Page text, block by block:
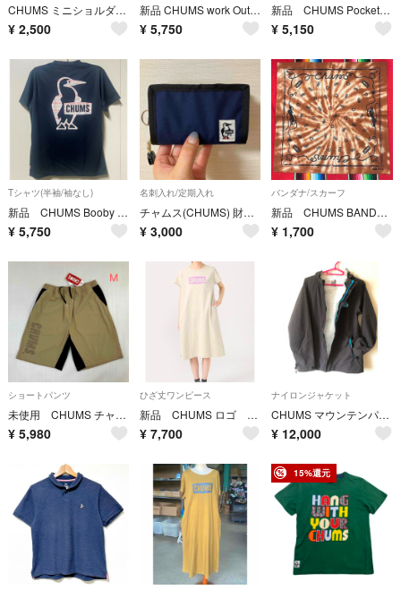
CHUMS ミニショルダー CH60-3858 BK 未使用 スマホ 貴重品入
¥ 2,500
新品 CHUMS work Out Tシャツ チャムス レディース
¥ 5,750
新品 CHUMS Pocket Tシャツ チャムス bam
¥ 5,150
Tシャツ(半袖/袖なし)
新品 CHUMS Booby Logo Tシャツ ドライ チャムス レディースb
¥ 5,750
名刺入れ/定期入れ
チャムス(CHUMS) 財布 リサイクルカードウォレット Recycle Card Wallet CH60-3571
¥ 3,000
バンダナ/スカーフ
新品 CHUMS BANDANA チャムス バンダナ メンズ レディース
¥ 1,700
ショートパンツ
未使用 CHUMS チャムス エアトレイルストレッチショーツ レディース M
¥ 5,980
ひざ丈ワンピース
新品 CHUMS ロゴ ワンピース チャムス gra レディース
¥ 7,700
ナイロンジャケット
CHUMS マウンテンパーカー 黒
¥ 12,000
15%還元